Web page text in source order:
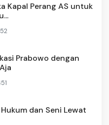
Kapal Perang AS untuk
Prabowo dengan
dan Seni Lewat